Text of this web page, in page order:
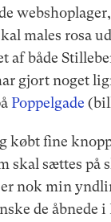
males rosa
af både
gjort noget
Poppelgade
købt fine
skal sættes på
er nok min
de åbnede